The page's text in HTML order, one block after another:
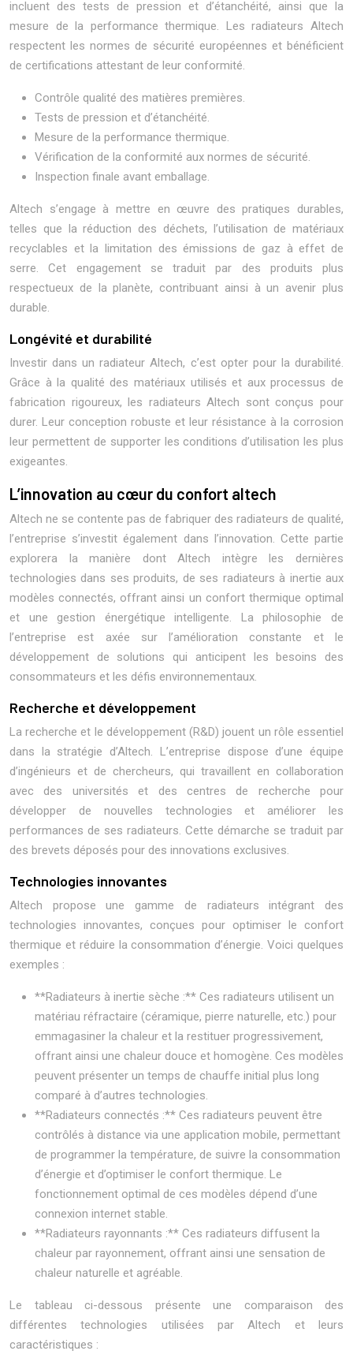
incluent des tests de pression et d’étanchéité, ainsi que la
mesure de la performance thermique. Les radiateurs Altech
respectent les normes de sécurité européennes et bénéficient
de certifications attestant de leur conformité.
Contrôle qualité des matières premières.
Tests de pression et d’étanchéité.
Mesure de la performance thermique.
Vérification de la conformité aux normes de sécurité.
Inspection finale avant emballage.
Altech s’engage à mettre en œuvre des pratiques durables,
telles que la réduction des déchets, l’utilisation de matériaux
recyclables et la limitation des émissions de gaz à effet de
serre. Cet engagement se traduit par des produits plus
respectueux de la planète, contribuant ainsi à un avenir plus
durable.
Longévité et durabilité
Investir dans un radiateur Altech, c’est opter pour la durabilité.
Grâce à la qualité des matériaux utilisés et aux processus de
fabrication rigoureux, les radiateurs Altech sont conçus pour
durer. Leur conception robuste et leur résistance à la corrosion
leur permettent de supporter les conditions d’utilisation les plus
exigeantes.
L’innovation au cœur du confort altech
Altech ne se contente pas de fabriquer des radiateurs de qualité,
l’entreprise s’investit également dans l’innovation. Cette partie
explorera la manière dont Altech intègre les dernières
technologies dans ses produits, de ses radiateurs à inertie aux
modèles connectés, offrant ainsi un confort thermique optimal
et une gestion énergétique intelligente. La philosophie de
l’entreprise est axée sur l’amélioration constante et le
développement de solutions qui anticipent les besoins des
consommateurs et les défis environnementaux.
Recherche et développement
La recherche et le développement (R&D) jouent un rôle essentiel
dans la stratégie d’Altech. L’entreprise dispose d’une équipe
d’ingénieurs et de chercheurs, qui travaillent en collaboration
avec des universités et des centres de recherche pour
développer de nouvelles technologies et améliorer les
performances de ses radiateurs. Cette démarche se traduit par
des brevets déposés pour des innovations exclusives.
Technologies innovantes
Altech propose une gamme de radiateurs intégrant des
technologies innovantes, conçues pour optimiser le confort
thermique et réduire la consommation d’énergie. Voici quelques
exemples :
**Radiateurs à inertie sèche :** Ces radiateurs utilisent un
matériau réfractaire (céramique, pierre naturelle, etc.) pour
emmagasiner la chaleur et la restituer progressivement,
offrant ainsi une chaleur douce et homogène. Ces modèles
peuvent présenter un temps de chauffe initial plus long
comparé à d’autres technologies.
**Radiateurs connectés :** Ces radiateurs peuvent être
contrôlés à distance via une application mobile, permettant
de programmer la température, de suivre la consommation
d’énergie et d’optimiser le confort thermique. Le
fonctionnement optimal de ces modèles dépend d’une
connexion internet stable.
**Radiateurs rayonnants :** Ces radiateurs diffusent la
chaleur par rayonnement, offrant ainsi une sensation de
chaleur naturelle et agréable.
Le tableau ci-dessous présente une comparaison des
différentes technologies utilisées par Altech et leurs
caractéristiques :